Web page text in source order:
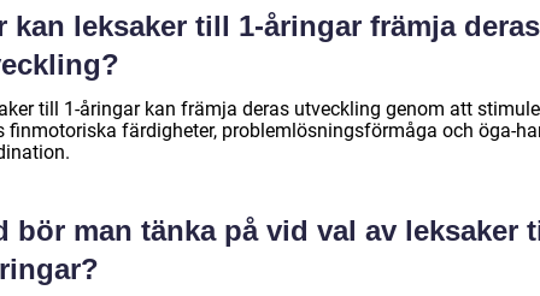
kan leksaker till 1-åringar främja deras
till 1-åringar kan främja deras utveckling genom att
finmotoriska färdigheter, problemlösningsförmåga och öga-
bör man tänka på vid val av leksaker